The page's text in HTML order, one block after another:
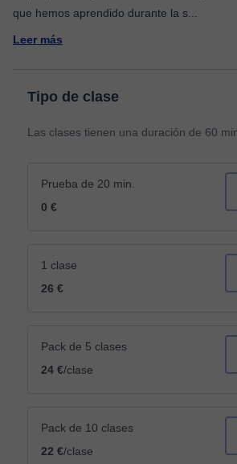
que hemos aprendido durante la s
Leer más
Tipo de clase
Las clases tienen una duración de 60
Prueba de 20 min.
0 €
1 clase
26 €
Pack de 5 clases
24 €/clase
Pack de 10 clases
22 €/clase